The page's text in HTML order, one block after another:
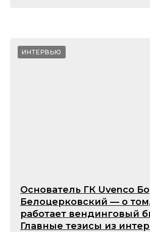
ИНТЕРВЬЮ
Основатель ГК Uvenco
Белоцерковский — о
работает вендинговый
Главные тезисы из